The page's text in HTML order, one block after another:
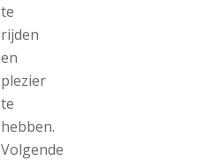
te
rijden
en
plezier
te
hebben.
Volgende